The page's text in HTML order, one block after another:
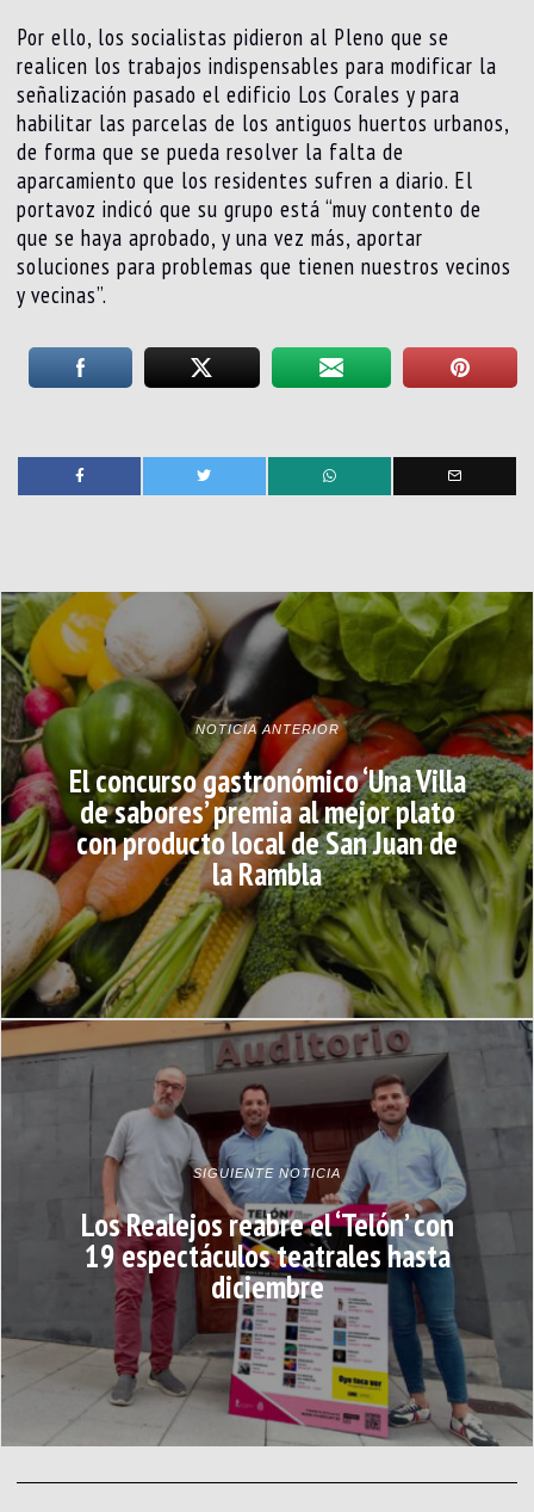
Por ello, los socialistas pidieron al Pleno que se
realicen los trabajos indispensables para modificar la
señalización pasado el edificio Los Corales y para
habilitar las parcelas de los antiguos huertos urbanos,
de forma que se pueda resolver la falta de
aparcamiento que los residentes sufren a diario. El
portavoz indicó que su grupo está “muy contento de
que se haya aprobado, y una vez más, aportar
soluciones para problemas que tienen nuestros vecinos
y vecinas”.
NOTICIA ANTERIOR
El concurso gastronómico ‘Una Villa
de sabores’ premia al mejor plato
con producto local de San Juan de
la Rambla
SIGUIENTE NOTICIA
Los Realejos reabre el ‘Telón’ con
19 espectáculos teatrales hasta
diciembre